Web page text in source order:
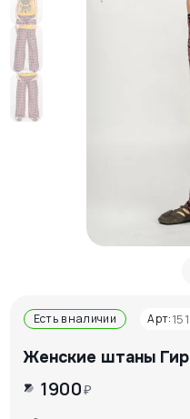
Есть в наличии Арт:
Женские штаны
1900₽